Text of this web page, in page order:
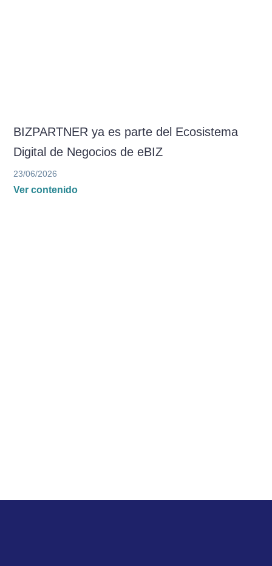
BIZPARTNER ya es parte del Ecosistema
Digital de Negocios de eBIZ
23/06/2026
Ver contenido